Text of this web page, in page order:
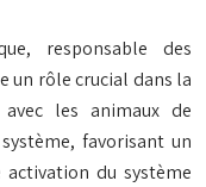
responsable des
un rôle crucial dans la
les animaux de
favorisant un
du système